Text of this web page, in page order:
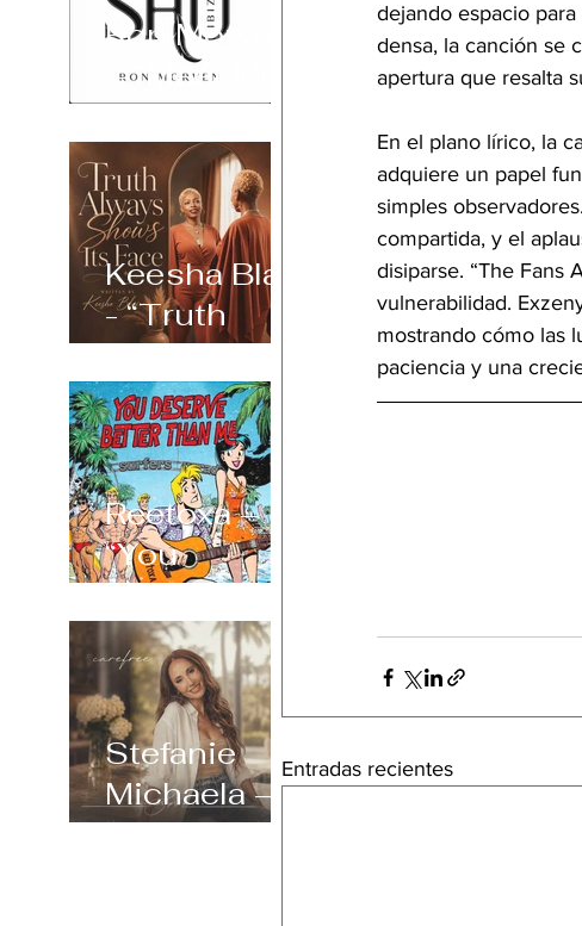
Ron Morven
– “Meet Me
at Shu Ibiza”
Keesha Blair
- “Truth
Always
Shows Its
Face”
Reetoxa –
“You
Deserve
Better Than
Me”
Stefanie
Michaela –
“Carefree”
dejando espacio
densa, la canción se
apertura que resalta
En el plano lírico, la
adquiere un papel
simples
compartida, y el
disiparse. “The Fans
vulnerabilidad.
mostrando cómo las
paciencia y una
Entradas recientes